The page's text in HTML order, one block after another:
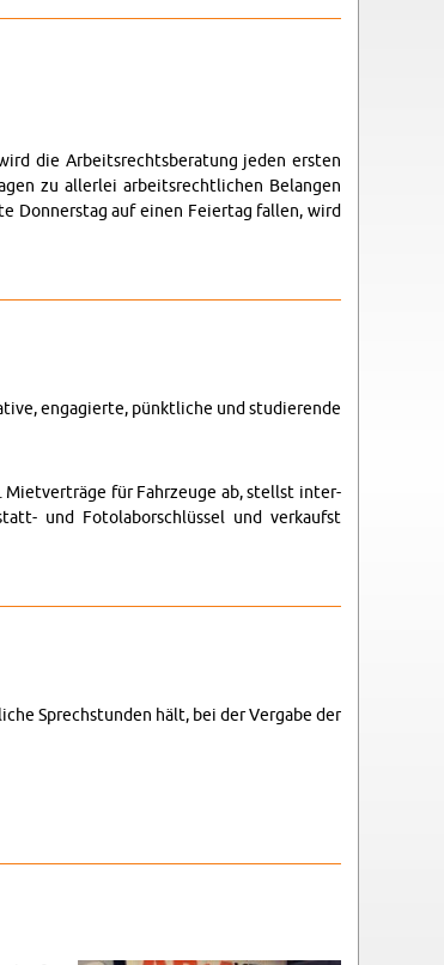
die Ar­beit­srechts­ber­atung jeden er­sten
zu aller­lei ar­beit­srechtlichen Be­lan­gen
Don­ner­stag auf einen Feiertag fallen, wird
en­gagierte, pünk­tliche und studierende
Mi­etverträge für Fahrzeuge ab, stellst in­ter­
und Fo­to­laborschlüssel und verkaufst
Sprech­stun­den hält, bei der Ver­gabe der